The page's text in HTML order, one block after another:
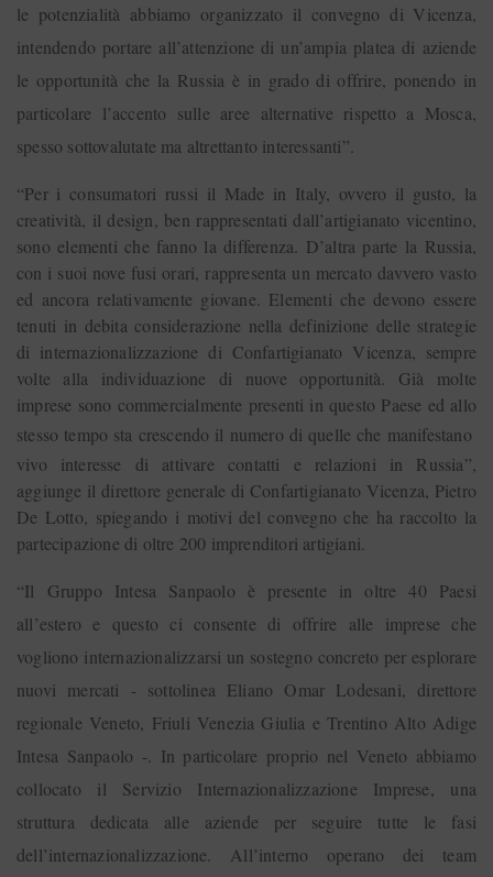
le potenzialità abbiamo organizzato il convegno di Vicenza,
intendendo portare all’attenzione di un’ampia platea di aziende
le opportunità che la Russia è in grado di offrire, ponendo in
particolare l’accento sulle aree alternative rispetto a Mosca,
spesso sottovalutate ma altrettanto interessanti”.
“Per i consumatori russi il Made in Italy, ovvero il gusto, la
creatività, il design, ben rappresentati dall’artigianato vicentino,
sono elementi che fanno la differenza. D’altra parte la Russia,
con i suoi nove fusi orari, rappresenta un mercato davvero vasto
ed ancora relativamente giovane. Elementi che devono essere
tenuti in debita considerazione nella definizione delle strategie
di internazionalizzazione di Confartigianato Vicenza, sempre
volte alla individuazione di nuove opportunità. Già molte
imprese sono commercialmente presenti in questo Paese ed allo
stesso tempo sta crescendo il numero di quelle che manifestano
vivo interesse di attivare contatti e relazioni in Russia”,
aggiunge il direttore generale di Confartigianato Vicenza, Pietro
De Lotto, spiegando i motivi del convegno che ha raccolto la
partecipazione di oltre 200 imprenditori artigiani.
“Il Gruppo Intesa Sanpaolo è presente in oltre 40 Paesi
all’estero e questo ci consente di offrire alle imprese che
vogliono internazionalizzarsi un sostegno concreto per esplorare
nuovi mercati - sottolinea Eliano Omar Lodesani, direttore
regionale Veneto, Friuli Venezia Giulia e Trentino Alto Adige
Intesa Sanpaolo -. In particolare proprio nel Veneto abbiamo
collocato il Servizio Internazionalizzazione Imprese, una
struttura dedicata alle aziende per seguire tutte le fasi
dell’internazionalizzazione. All’interno operano dei team